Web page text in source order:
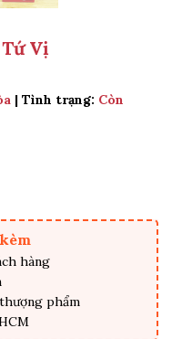
Vị
| Tình trạng: Còn
hàng
phẩm